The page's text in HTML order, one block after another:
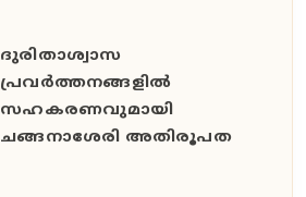
ദുരിതാശ്വാസ
പ്രവർത്തനങ്ങളിൽ
സഹകരണവുമായി
ചങ്ങനാശേരി അതിരൂപത